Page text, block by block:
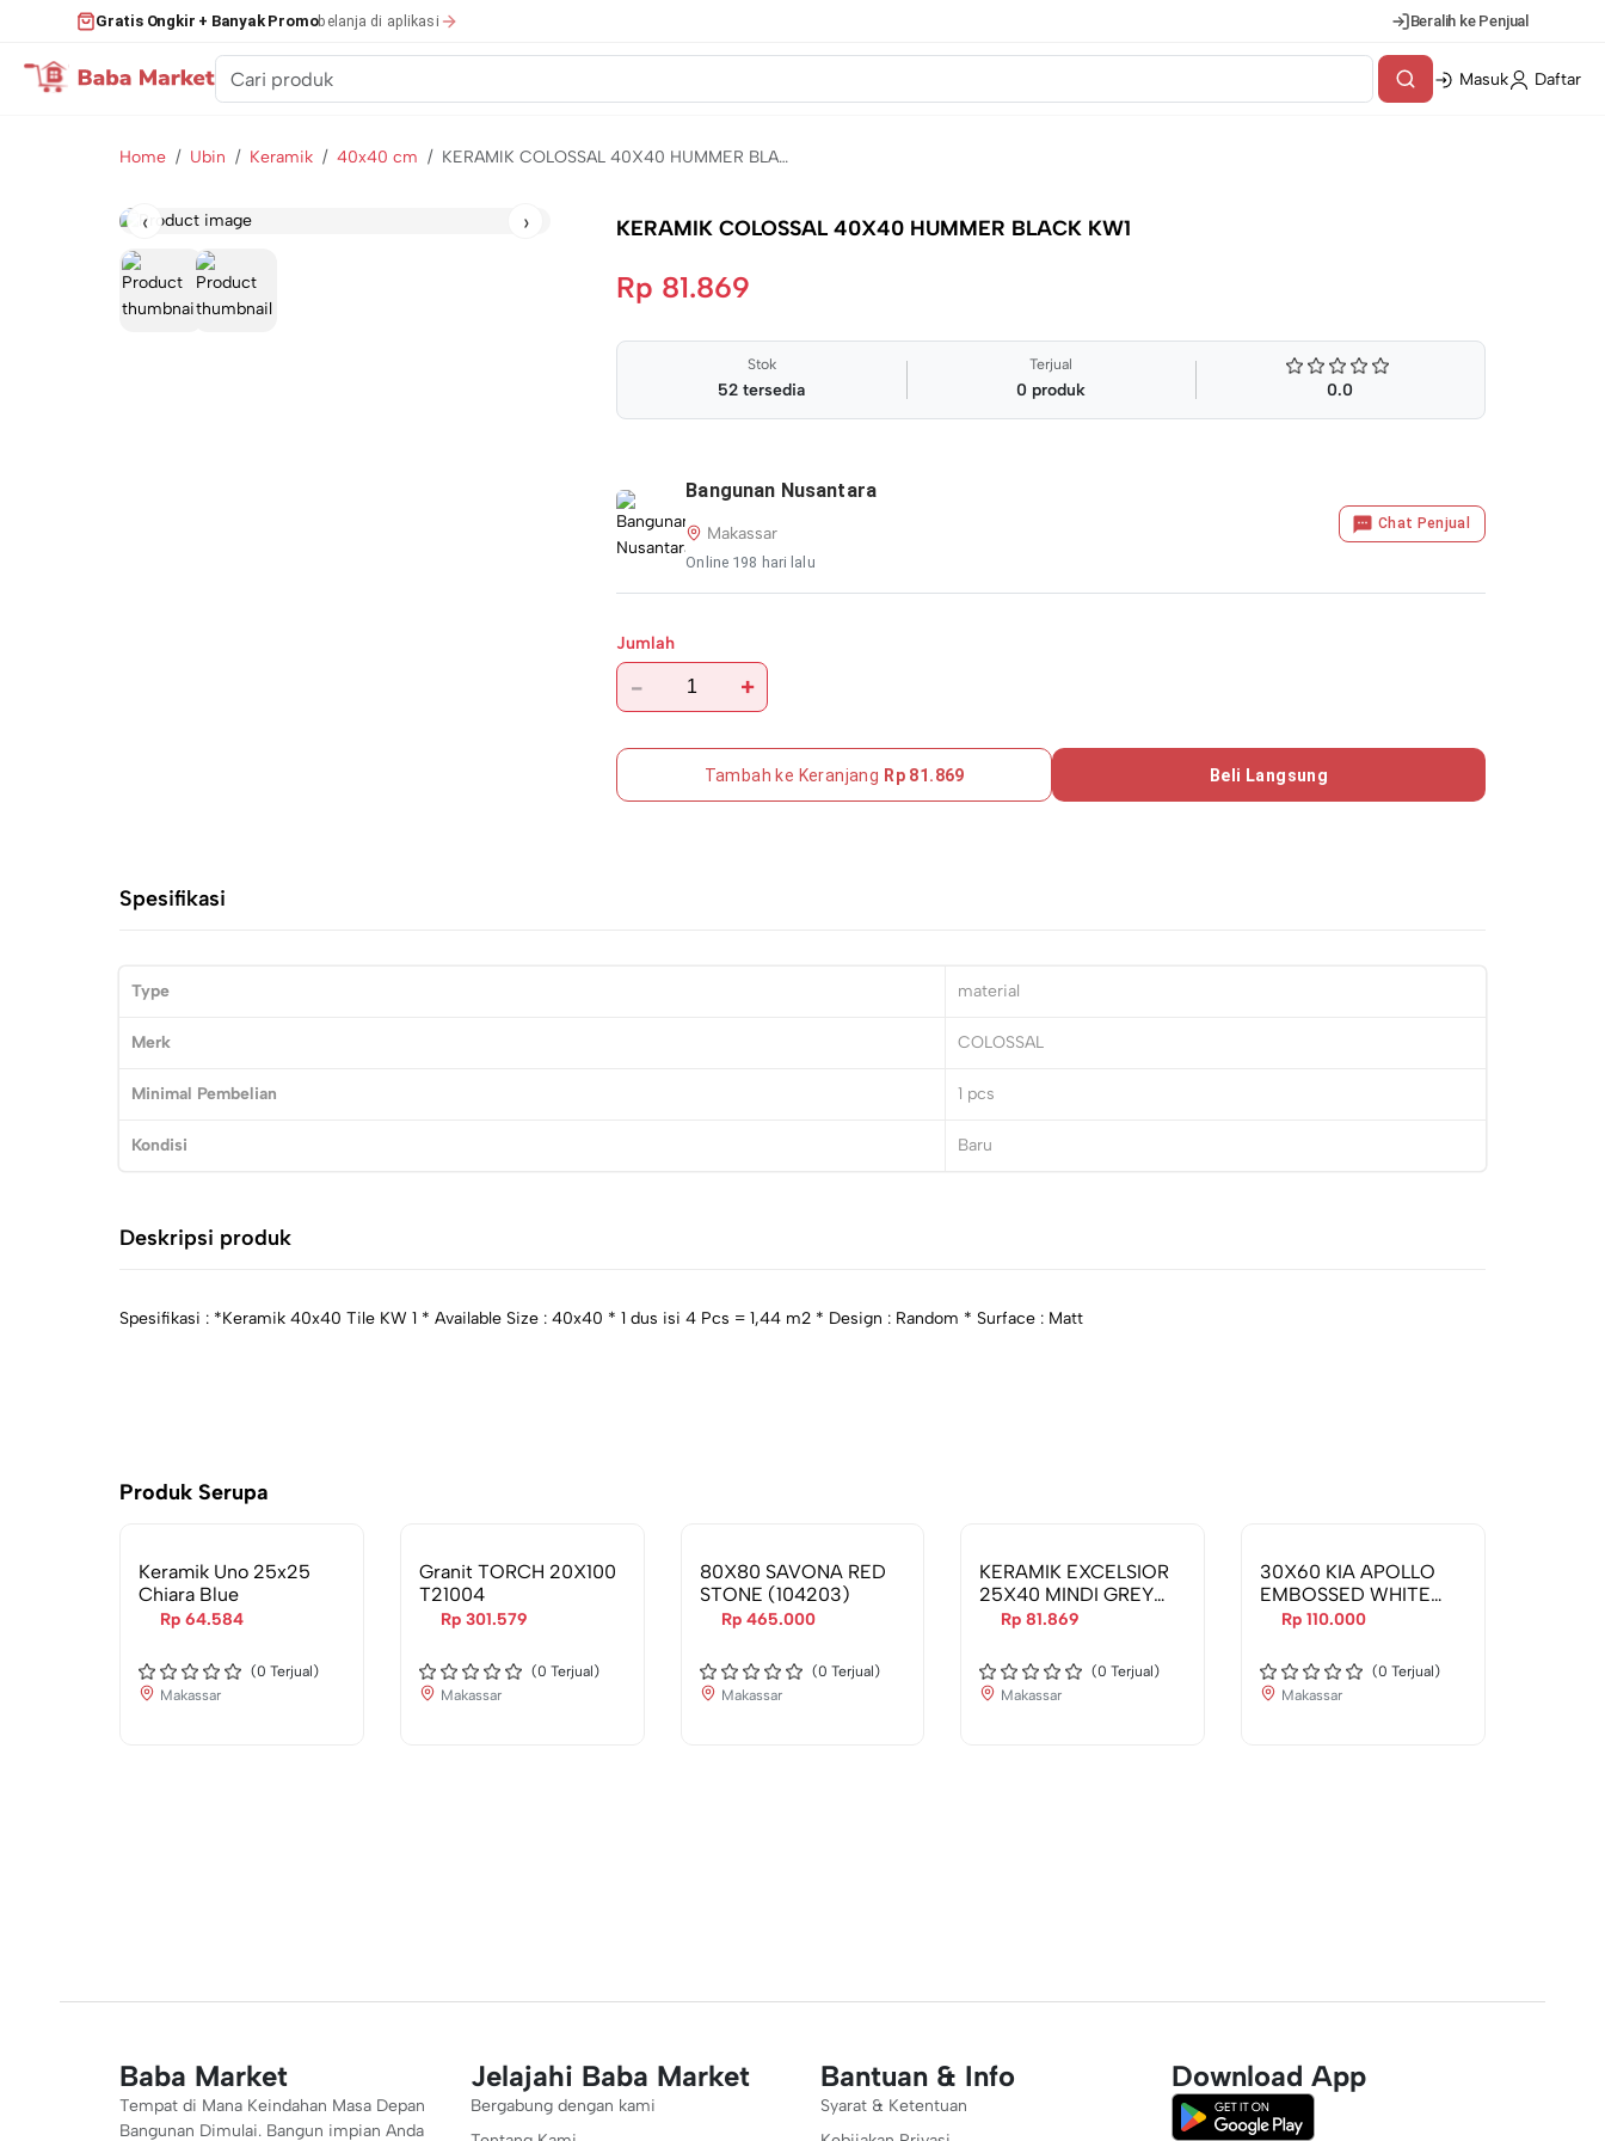
Gratis Ongkir + Banyak Promobelanja di aplikasi Beralih ke Penjual
Masuk Daftar
Home Ubin Keramik 40x40 cm KERAMIK COLOSSAL 40X40 HUMMER BLACK KW1
‹ › KERAMIK COLOSSAL 40X40 HUMMER BLACK KW1
Rp 81.869
Stok
52 tersedia
Terjual
0 produk 0.0
Bangunan Nusantara
Makassar
Online 198 hari lalu
Chat Penjual
Jumlah
- +
Tambah ke Keranjang Rp 81.869 Beli Langsung
Spesifikasi
Type material
Merk COLOSSAL
Minimal Pembelian 1 pcs
Kondisi Baru
Deskripsi produk
Spesifikasi : *Keramik 40x40 Tile KW 1 * Available Size : 40x40 * 1 dus isi 4 Pcs = 1,44 m2 * Design : Random * Surface : Matt
Produk Serupa
Keramik Uno 25x25
Chiara Blue
Rp 64.584
(0 Terjual)
Makassar
Granit TORCH 20X100
T21004
Rp 301.579
(0 Terjual)
Makassar
80X80 SAVONA RED
STONE (104203)
Rp 465.000
(0 Terjual)
Makassar
KERAMIK EXCELSIOR
25X40 MINDI GREY
KW2
Rp 81.869
(0 Terjual)
Makassar
30X60 KIA APOLLO
EMBOSSED WHITE
(106500)
Rp 110.000
(0 Terjual)
Makassar
Baba Market
Tempat di Mana Keindahan Masa Depan
Bangunan Dimulai. Bangun impian Anda
Jelajahi Baba Market
Bergabung dengan kami
Bantuan & Info
Syarat & Ketentuan
Download App